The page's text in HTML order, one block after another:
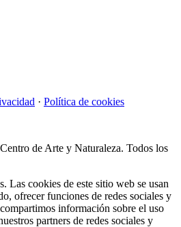
· Política de cookies
de Arte y Naturaleza. Todos los
Las cookies de este sitio web se usan
ofrecer funciones de redes sociales y
información sobre el uso
partners de redes sociales y